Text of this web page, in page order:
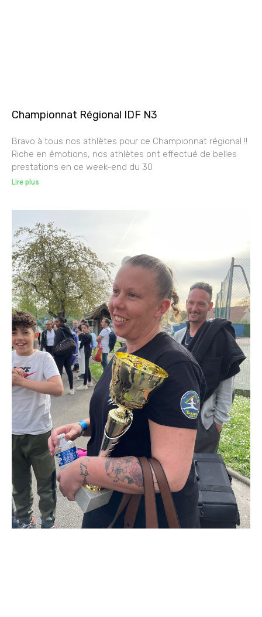
Championnat Régional IDF N3
Bravo à tous nos athlètes pour ce Championnat régional !!
Riche en émotions, nos athlètes ont effectué de belles
prestations en ce week-end du 30
Lire plus